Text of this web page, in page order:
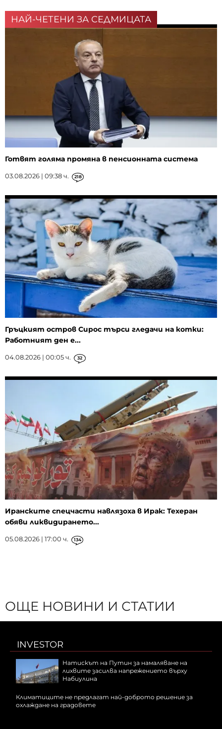
НАЙ-ЧЕТЕНИ ЗА СЕДМИЦАТА
Готвят голяма промяна в пенсионната система
03.08.2026 | 09:38 ч. 218
Гръцкият остров Сирос търси гледачи на котки:
Работният ден е...
04.08.2026 | 00:05 ч. 32
Иранските спецчасти навлязоха в Ирак: Техеран
обяви ликвидирането...
05.08.2026 | 17:00 ч. 134
ОЩЕ НОВИНИ И СТАТИИ
INVESTOR
Натискът на Путин за намаляване на
лихвите засилва напрежението върху
Набиулина
Климатиците не предлагат най-доброто решение за
охлаждане на градовете